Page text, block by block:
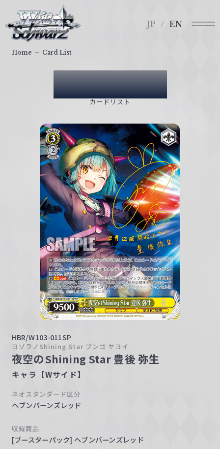
ァ
イ
JP EN
Card List
カードリスト
Home Card List
HBR/W103-011SP
ヨゾラノShining Star ブンゴ ヤヨイ
夜空のShining Star 豊後 弥生
キャラ【Wサイド】
ネオスタンダード区分
ヘブンバーンズレッド
収録商品
[ブースターパック] ヘブンバーンズレッド